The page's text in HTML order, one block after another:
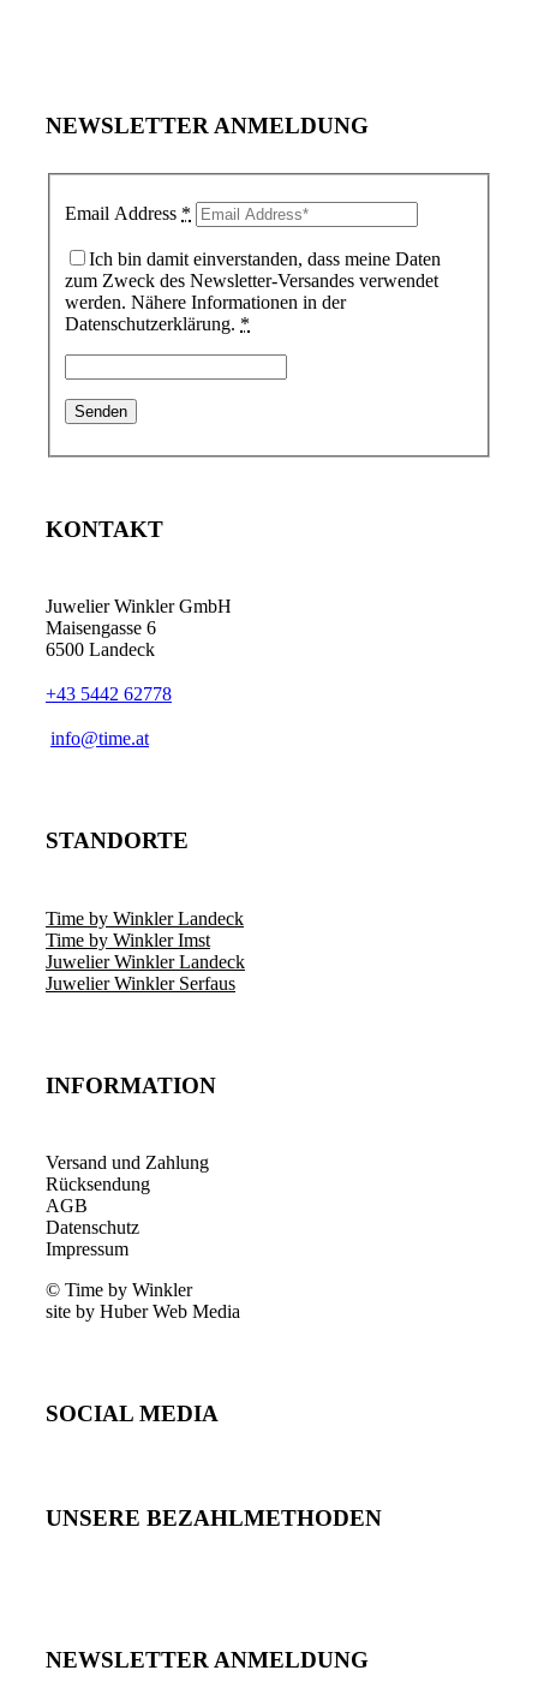
NEWSLETTER ANMELDUNG
Email Address *
Ich bin damit einverstanden, dass meine Daten
zum Zweck des Newsletter-Versandes verwendet
werden. Nähere Informationen in der
Datenschutzerklärung. *
KONTAKT
Juwelier Winkler GmbH
Maisengasse 6
6500 Landeck
+43 5442 62778
info@time.at
STANDORTE
Time by Winkler Landeck
Time by Winkler Imst
Juwelier Winkler Landeck
Juwelier Winkler Serfaus
INFORMATION
Versand und Zahlung
Rücksendung
AGB
Datenschutz
Impressum
© Time by Winkler
site by Huber Web Media
SOCIAL MEDIA
UNSERE BEZAHLMETHODEN
NEWSLETTER ANMELDUNG